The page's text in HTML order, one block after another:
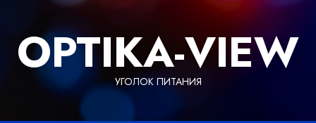
содержимому
OPTIKA-VIEW
УГОЛОК ПИТАНИЯ